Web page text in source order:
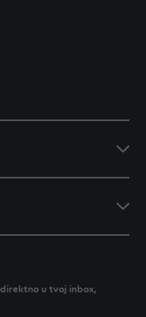
u tvoj inbox,